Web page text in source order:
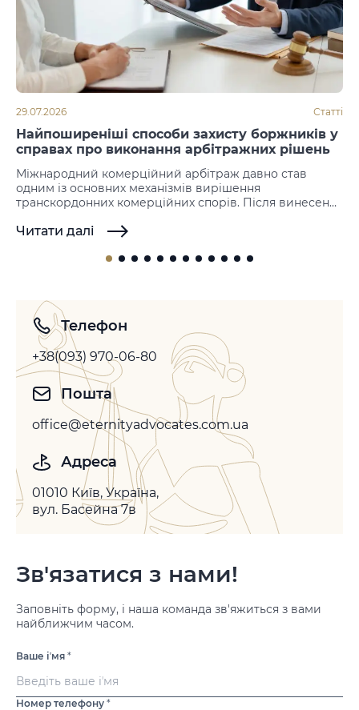
29.07.2026 Статті
Найпоширеніші способи захисту боржників у
справах про виконання арбітражних рішень
Міжнародний комерційний арбітраж давно став
одним із основних механізмів вирішення
транскордонних комерційних спорів. Після винесення
виконання. Саме на цій стадії нерідко виникають
допустити або відтермінувати виконання іноземних
спору по суті, однак допускає…
Читати далі
Телефон
+38(093) 970-06-80
Пошта
office@eternityadvocates.com.ua
Адреса
01010 Київ, Україна,
вул. Басейна 7в
Зв'язатися з нами!
Заповніть форму, і наша команда зв'яжиться з вами
найближчим часом.
Ваше іʼмя *
Номер телефону *